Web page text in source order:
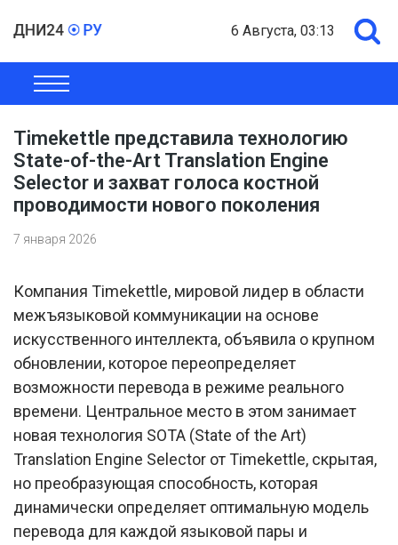
6 Августа, 03:13
ОБЩЕСТВО
Timekettle представила технологию
State-of-the-Art Translation Engine
Selector и захват голоса костной
проводимости нового поколения
7 января 2026
Компания Timekettle, мировой лидер в области
межъязыковой коммуникации на основе
искусственного интеллекта, объявила о крупном
обновлении, которое переопределяет
возможности перевода в режиме реального
времени. Центральное место в этом занимает
новая технология SOTA (State of the Art)
Translation Engine Selector от Timekettle, скрытая,
но преобразующая способность, которая
динамически определяет оптимальную модель
перевода для каждой языковой пары и